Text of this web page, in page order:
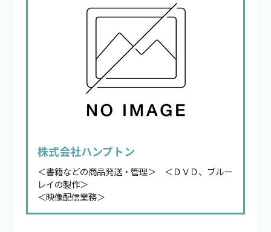
株式会社ハンプトン
＜書籍などの商品発送・管理＞ ＜ＤＶＤ、ブルー
レイの製作＞
＜映像配信業務＞